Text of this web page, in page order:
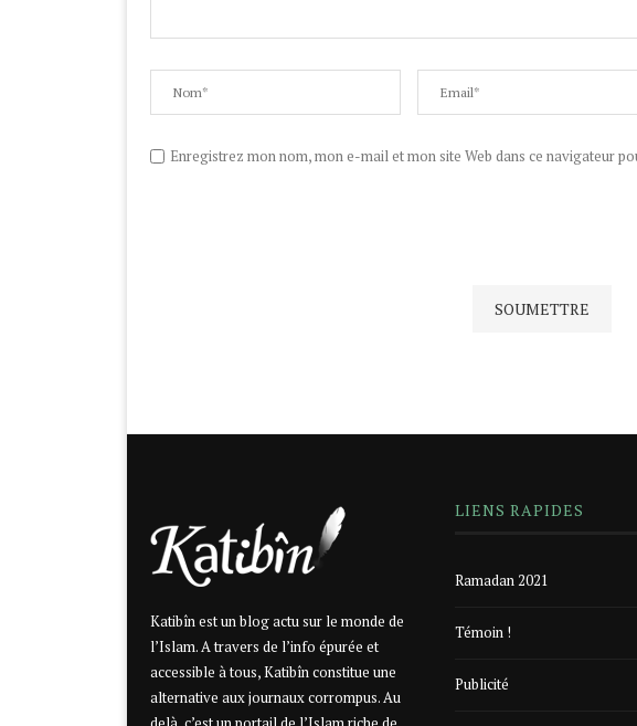
Enregistrez mon nom, mon e-mail et mon site Web dans ce navigateur
Katibîn est un blog actu sur le monde de
l’Islam. A travers de l’info épurée et
accessible à tous, Katibîn constitue une
alternative aux journaux corrompus. Au
LIENS RAPIDES
Ramadan 2021
Témoin !
Publicité